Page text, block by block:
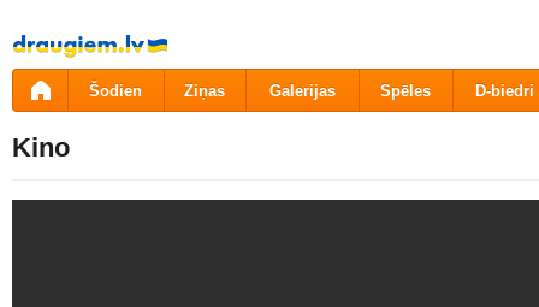
Pāriet
uz
saturu
Šodien Ziņas Galerijas Spēles D-biedri
Kino